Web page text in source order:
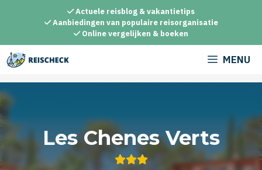
inhoud
Actuele reisblog & vakantietips
Aanbiedingen van populaire reisorganisatie
Online vergelijken & boeken
MENU
Les Chenes Verts